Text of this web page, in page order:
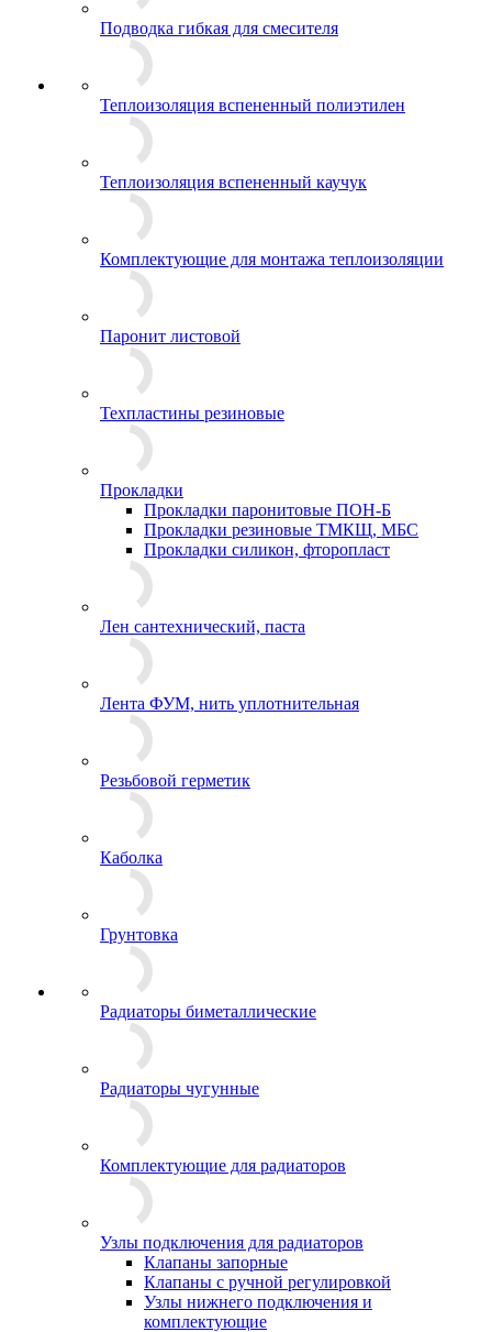
Подводка гибкая для смесителя
Теплоизоляция вспененный полиэтилен
Теплоизоляция вспененный каучук
Комплектующие для монтажа теплоизоляции
Паронит листовой
Техпластины резиновые
Прокладки
Прокладки паронитовые ПОН-Б
Прокладки резиновые ТМКЩ, МБС
Прокладки силикон, фторопласт
Лен сантехнический, паста
Лента ФУМ, нить уплотнительная
Резьбовой герметик
Каболка
Грунтовка
Радиаторы биметаллические
Радиаторы чугунные
Комплектующие для радиаторов
Узлы подключения для радиаторов
Клапаны запорные
Клапаны с ручной регулировкой
Узлы нижнего подключения и
комплектующие